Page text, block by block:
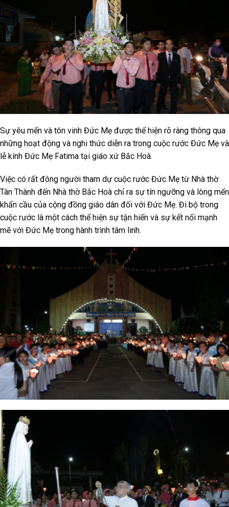
Sự yêu mến và tôn vinh Đức Mẹ được thể hiện rõ ràng thông qua
những hoạt động và nghi thức diễn ra trong cuộc rước Đức Mẹ và
lễ kính Đức Mẹ Fatima tại giáo xứ Bắc Hoà.
Việc có rất đông người tham dự cuộc rước Đức Mẹ từ Nhà thờ
Tân Thành đến Nhà thờ Bắc Hoà chỉ ra sự tín ngưỡng và lòng mến
khẩn cầu của cộng đồng giáo dân đối với Đức Mẹ. Đi bộ trong
cuộc rước là một cách thể hiện sự tận hiến và sự kết nối mạnh
mẽ với Đức Mẹ trong hành trình tâm linh.